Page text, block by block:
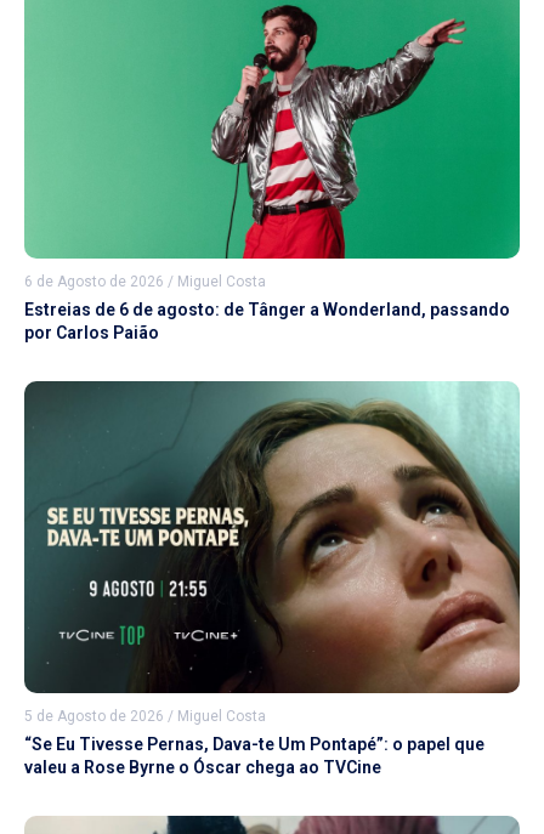
6 de Agosto de 2026 / Miguel Costa
Estreias de 6 de agosto: de Tânger a Wonderland, passando
por Carlos Paião
5 de Agosto de 2026 / Miguel Costa
“Se Eu Tivesse Pernas, Dava-te Um Pontapé”: o papel que
valeu a Rose Byrne o Óscar chega ao TVCine